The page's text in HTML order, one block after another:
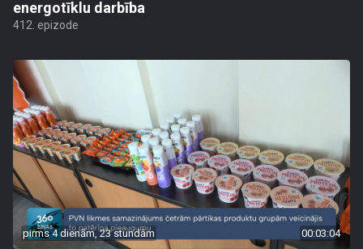
energotīklu darbība
412. epizode
pirms 4 dienām, 23 stundām 00:03:04